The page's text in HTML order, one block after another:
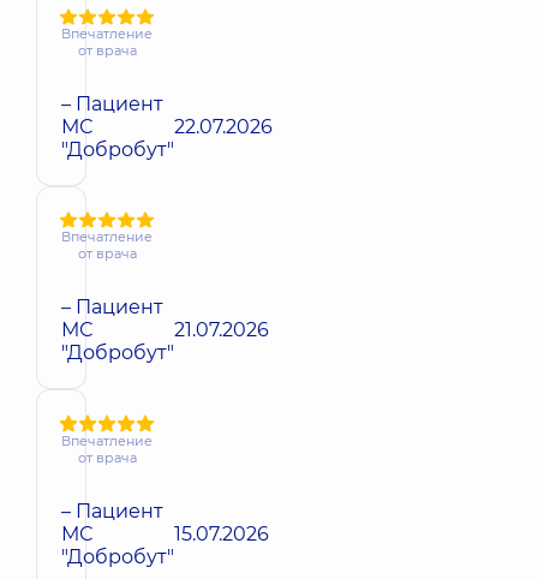
Впечатление
от врача
– Пациент
МС
"Добробут"
22.07.2026
Впечатление
от врача
– Пациент
МС
"Добробут"
21.07.2026
Впечатление
от врача
– Пациент
МС
"Добробут"
15.07.2026